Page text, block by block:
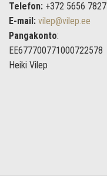
Telefon: +372 5656 7827
E-mail: vilep@vilep.ee
Pangakonto:
EE677700771000722578
Heiki Vilep